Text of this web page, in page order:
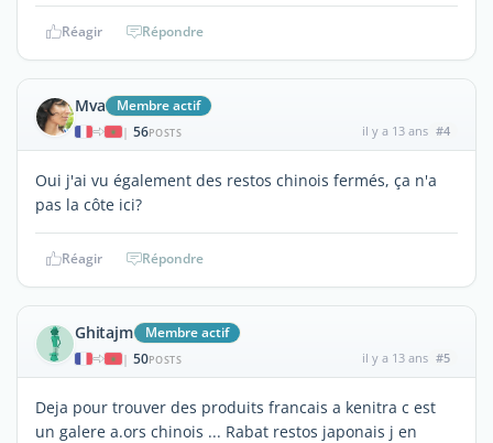
Réagir Répondre
Mva Membre actif
| 56POSTS il y a 13 ans #4
Oui j'ai vu également des restos chinois fermés, ça n'a
pas la côte ici?
Réagir Répondre
Ghitajm Membre actif
| 50POSTS il y a 13 ans #5
Deja pour trouver des produits francais a kenitra c est
un galere a.ors chinois ... Rabat restos japonais j en